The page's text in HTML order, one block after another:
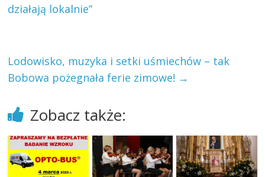
działają lokalnie”
Lodowisko, muzyka i setki uśmiechów – tak
Bobowa pożegnała ferie zimowe! →
Zobacz także: